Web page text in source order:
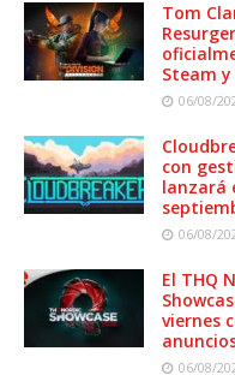
Tom
Steam
06/08/
con
lanzará
06/08/
El THQ
viernes
06/08/